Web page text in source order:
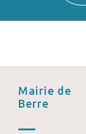
Mairie de
Berre